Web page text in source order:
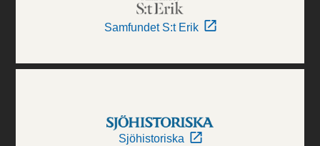
Samfundet S:t Erik
Sjöhistoriska